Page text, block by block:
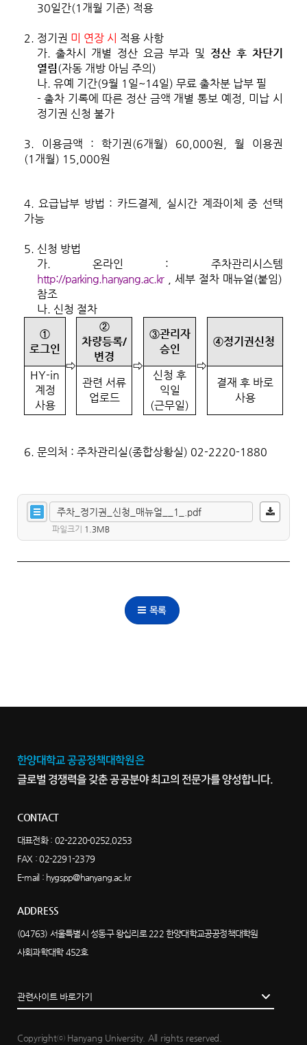
30일간(1개월 기준) 적용
2. 정기권 미 연장 시 적용 사항
가. 출차시 개별 정산 요금 부과 및 정산 후 차단기
열림(자동 개방 아님 주의)
나. 유예 기간(9월 1일~14일) 무료 출차분 납부 필
- 출차 기록에 따른 정산 금액 개별 통보 예정, 미납 시
정기권 신청 불가
3. 이용금액 : 학기권(6개월) 60,000원, 월 이용권
(1개월) 15,000원
4. 요급납부 방법 : 카드결제, 실시간 계좌이체 중 선택
가능
5. 신청 방법
가.
http://parking.hanyang.ac.kr, 세부 절차 매뉴얼(붙임)
참조
나. 신청 절차
①
로그인
⇨
②
차량등록/
변경
⇨
③관리자
승인
⇨
④정기권신청
HY-in
계정
사용
관련 서류
업로드
신청 후
익일
(근무일)
결재 후 바로
사용
6. 문의처 : 주차관리실(종합상황실) 02-2220-1880
주차_정기권_신청_매뉴얼__1_.pdf
파일크기 1.3MB
목록
한양대학교 공공정책대학원은
글로벌 경쟁력을 갖춘 공공분야 최고의 전문가를 양성합니다.
CONTACT
대표전화 : 02-2220-0252,0253
FAX : 02-2291-2379
E-mail : hygspp@hanyang.ac.kr
ADDRESS
(04763) 서울특별시 성동구 왕십리로 222 한양대학교공공정책대학원
사회과학대학 452호
Copyrightⓒ Hanyang University. All rights reserved.
관련사이트 바로가기